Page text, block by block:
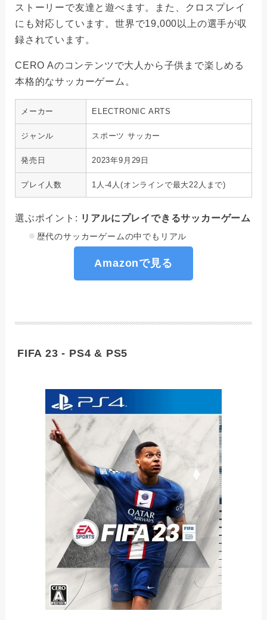
ストーリーで友達と遊べます。また、クロスプレイ
にも対応しています。世界で19,000以上の選手が収
録されています。
CERO Aのコンテンツで大人から子供まで楽しめる
本格的なサッカーゲーム。
メーカー ELECTRONIC ARTS
ジャンル スポーツ サッカー
発売日 2023年9月29日
プレイ人数 1人-4人(オンラインで最大22人まで)
選ぶポイント: リアルにプレイできるサッカーゲーム
歴代のサッカーゲームの中でもリアル
Amazonで見る
FIFA 23 - PS4 & PS5